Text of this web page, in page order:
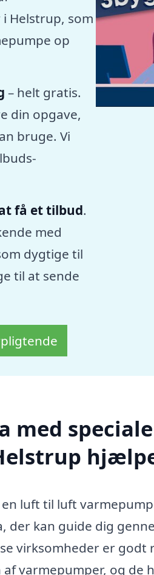
Helstrup, som
op
– helt gratis.
din opgave,
bruge. Vi
få et tilbud.
med
dygtige til
til at sende
med
luft til luft
der kan guide dig
virksomheder er
varmepumper, og de